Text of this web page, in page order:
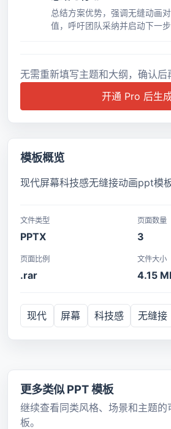
总结方案优势，强调无缝动画
值，呼吁团队采纳并启动下一步
无需重新填写主题和大纲，确认后
开通 Pro 后生
模板概览
现代屏幕科技感无缝接动画ppt模板
文件类型
PPTX
页面数量
3
页面比例
.rar
文件大小
4.15
现代 屏幕 科技感 无缝接
更多类似 PPT 模板
继续查看同类风格、场景和主题的
板。